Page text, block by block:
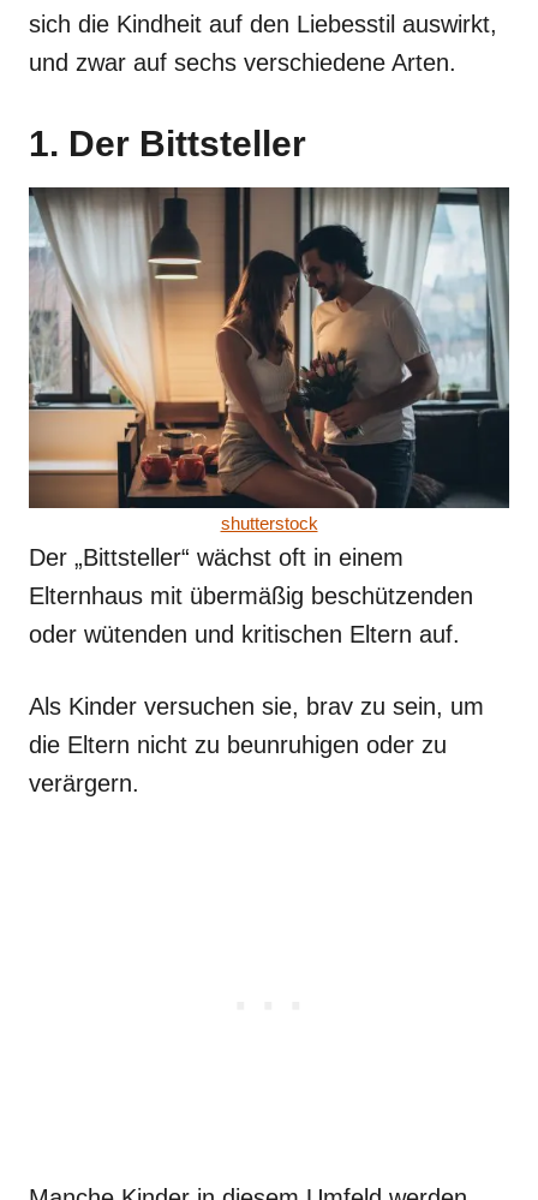
sich die Kindheit auf den Liebesstil auswirkt,
und zwar auf sechs verschiedene Arten.
1. Der Bittsteller
shutterstock
Der „Bittsteller“ wächst oft in einem
Elternhaus mit übermäßig beschützenden
oder wütenden und kritischen Eltern auf.
Als Kinder versuchen sie, brav zu sein, um
die Eltern nicht zu beunruhigen oder zu
verärgern.